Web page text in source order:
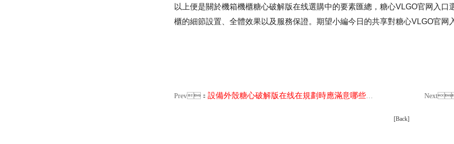
以上便是關於機箱機櫃糖心破解版在线選購中的要素匯總，糖心VLGO官网入
櫃的細節設置、全體效果以及服務保證。期望小編今日的共享對糖心VLGO官网入
Prev： 設備外殼糖心破解版在线在規劃時應滿意哪些要求
[Back]